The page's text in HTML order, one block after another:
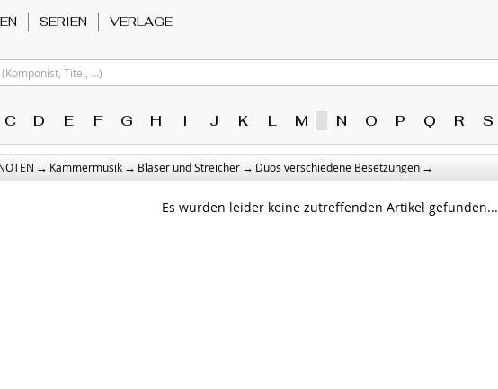
SERIEN VERLAGE
Titel, ...)
C D E F G H I J K L M N O P Q R S
→ Kammermusik → Bläser und Streicher → Duos verschiedene Besetzungen →
Es wurden leider keine zutreffenden Artikel gefunden...